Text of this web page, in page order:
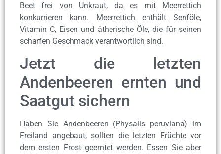
Beet frei von Unkraut, da es mit Meerrettich
konkurrieren kann. Meerrettich enthält Senföle,
Vitamin C, Eisen und ätherische Öle, die für seinen
scharfen Geschmack verantwortlich sind.
Jetzt die letzten
Andenbeeren ernten und
Saatgut sichern
Haben Sie Andenbeeren (Physalis peruviana) im
Freiland angebaut, sollten die letzten Früchte vor
dem ersten Frost geerntet werden. Essen Sie aber